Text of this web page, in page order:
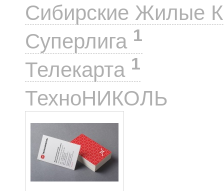
Сибирские Жилые
Суперлига 1
Телекарта 1
ТехноНИКОЛЬ